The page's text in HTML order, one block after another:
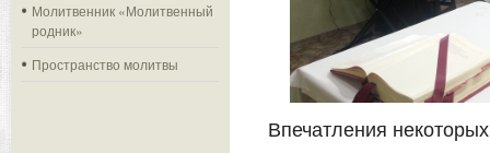
Молитвенник «Молитвенный
родник»
Пространство молитвы
Впечатления